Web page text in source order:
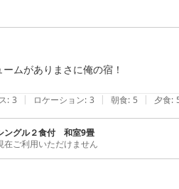
ムがありまさに俺の宿！
: 3 | ロケーション: 3 | 朝食: 5 | 夕食:
グル２食付 和室9畳
在ご利用いただけません